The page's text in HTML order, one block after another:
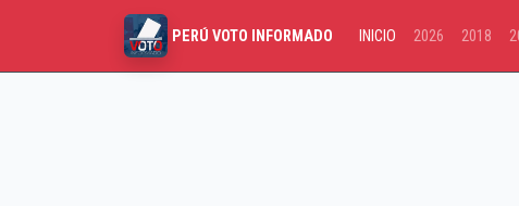
PERÚ VOTO INFORMADO INICIO 2026 2018